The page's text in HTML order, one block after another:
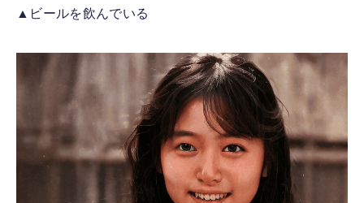
▲ビールを飲んでいる